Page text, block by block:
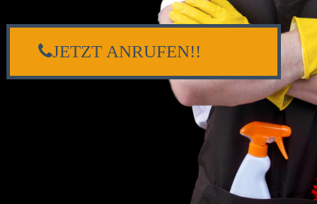
JETZT ANRUFEN!!